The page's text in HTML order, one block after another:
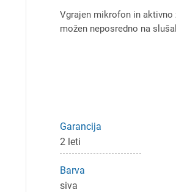
Vgrajen mikrofon in
možen neposredno na
Garancija
2 leti
Barva
siva